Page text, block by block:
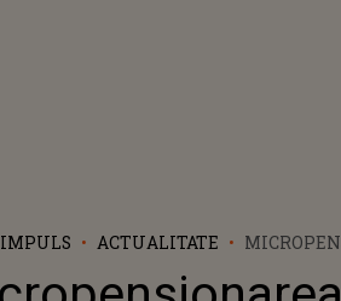
ACTUALITATE
TINERI.